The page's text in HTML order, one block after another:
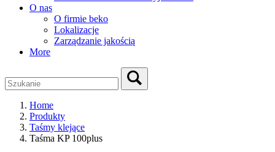
O nas
O firmie beko
Lokalizacje
Zarządzanie jakością
More
Home
Produkty
Taśmy klejące
Taśma KP 100plus